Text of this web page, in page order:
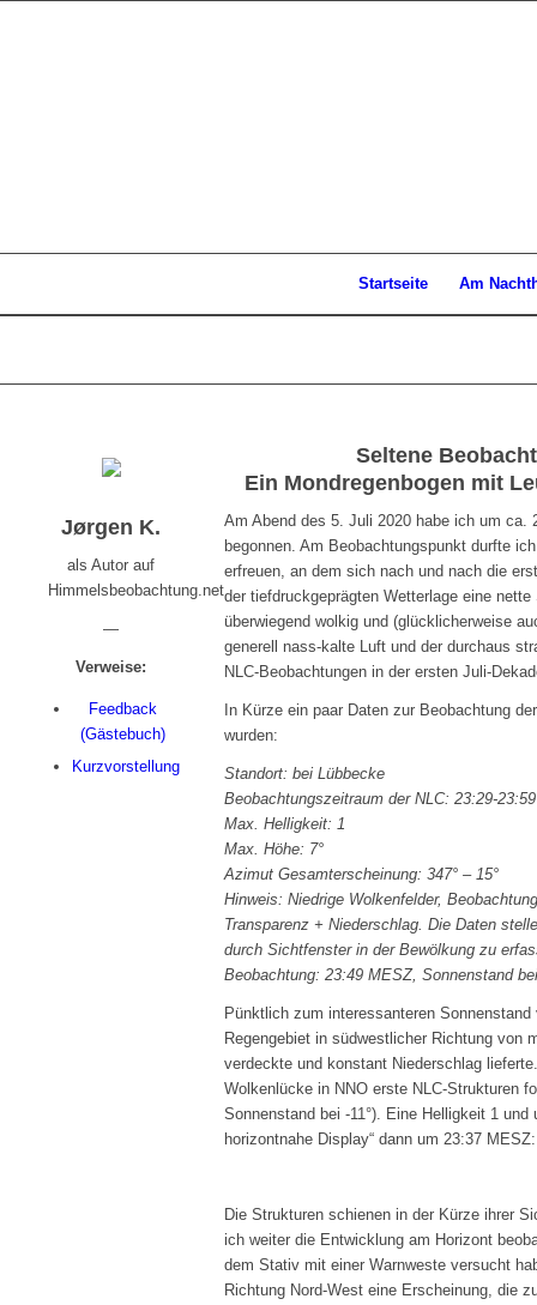
Startseite Am
Jørgen K.
als Autor auf
Himmelsbeobachtung.net
—
Verweise:
Feedback
(Gästebuch)
Kurzvorstellung
Seltene
Ein Mondregenbogen mit
Am Abend des 5. Juli 2020 habe ich um ca.
begonnen. Am Beobachtungspunkt durfte
erfreuen, an dem sich nach und nach die
der tiefdruckgeprägten Wetterlage eine
überwiegend wolkig und (glücklicherweise
generell nass-kalte Luft und der durchaus
NLC-Beobachtungen in der ersten Juli-
In Kürze ein paar Daten zur Beobachtung
wurden:
Standort: bei Lübbecke
Beobachtungszeitraum der NLC: 23:29-
Max. Helligkeit: 1
Max. Höhe: 7°
Azimut Gesamterscheinung: 347° – 15°
Hinweis: Niedrige Wolkenfelder,
Transparenz + Niederschlag. Die Daten
durch Sichtfenster in der Bewölkung zu
Beobachtung: 23:49 MESZ, Sonnenstand
Pünktlich zum interessanteren
Regengebiet in südwestlicher Richtung von
verdeckte und konstant Niederschlag
Wolkenlücke in NNO erste NLC-Strukturen
Sonnenstand bei -11°). Eine Helligkeit 1
horizontnahe Display“ dann um 23:37 MESZ:
Die Strukturen schienen in der Kürze ihrer
ich weiter die Entwicklung am Horizont
dem Stativ mit einer Warnweste versucht
Richtung Nord-West eine Erscheinung, die